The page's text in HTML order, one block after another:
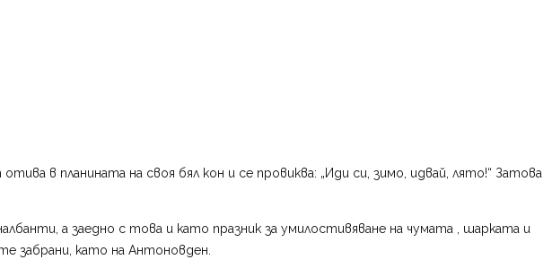
в планината на своя бял кон и се провиква: „Иди си, зимо, идвай, лято!“ Затова
а заедно с това и като празник за умилостивяване на чумата , шарката и
забрани, като на Антоновден.